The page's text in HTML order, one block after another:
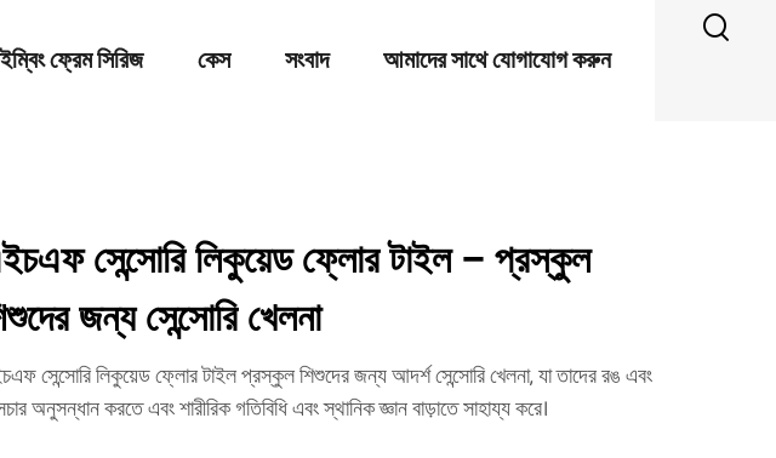
ফ্রেম সিরিজ কেস সংবাদ আমাদের সাথে যোগাযোগ করুন
সেন্সোরি লিকুয়েড ফ্লোর টাইল – প্রস্কুল
জন্য সেন্সোরি খেলনা
সেন্সোরি লিকুয়েড ফ্লোর টাইল প্রস্কুল শিশুদের জন্য আদর্শ সেন্সোরি খেলনা, যা তাদের রঙ এবং
অনুসন্ধান করতে এবং শারীরিক গতিবিধি এবং স্থানিক জ্ঞান বাড়াতে সাহায্য করে।